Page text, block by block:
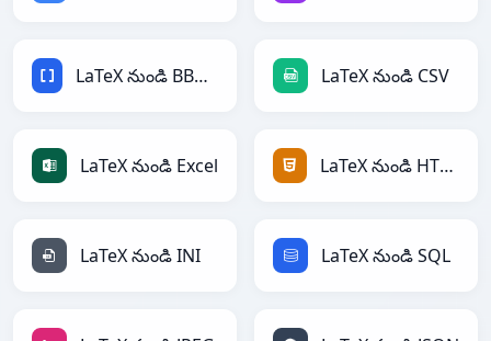
LaTeX నుండి BBCode LaTeX నుండి CSV
LaTeX నుండి Excel LaTeX నుండి HTML
LaTeX నుండి INI LaTeX నుండి SQL